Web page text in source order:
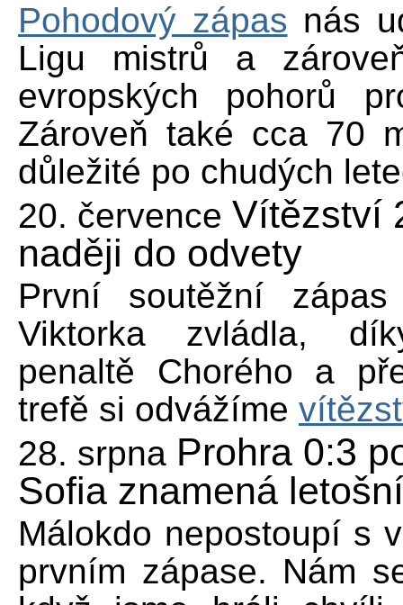
Pohodový zápas nás
Ligu mistrů a
evropských pohorů
Zároveň také cca 70
důležité po chudých
20. července Vítězství
naději do odvety
První soutěžní
Viktorka zvládla,
penaltě Chorého a
trefě si odvážíme
28. srpna Prohra 0:3
Sofia znamená
Málokdo nepostoupí s
prvním zápase. Nám